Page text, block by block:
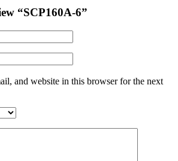
“SCP160A-6”
and website in this browser for the next